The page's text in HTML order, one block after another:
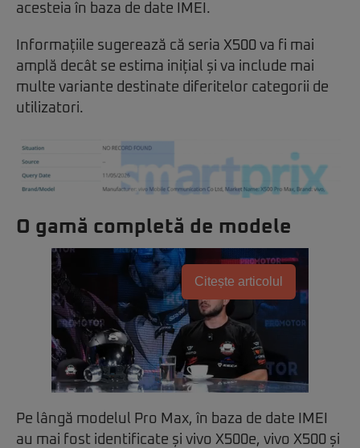
acesteia în baza de date IMEI.
Informațiile sugerează că seria X500 va fi mai
amplă decât se estima inițial și va include mai
multe variante destinate diferitelor categorii de
utilizatori.
O gamă completă de modele
Citește articolul
Pe lângă modelul Pro Max, în baza de date IMEI
au mai fost identificate și vivo X500e, vivo X500 și